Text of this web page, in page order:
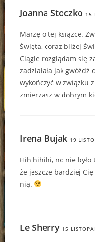
Joanna Stoczko 15
Marzę o tej książce.
Święta, coraz bliżej
Ciągle rozglądam się
zadziałała jak
wykończyć w związku
zmierzasz w dobrym
Irena Bujak 19
Hihihihihi, no nie było
że jeszcze bardziej
nią.
Le Sherry 15